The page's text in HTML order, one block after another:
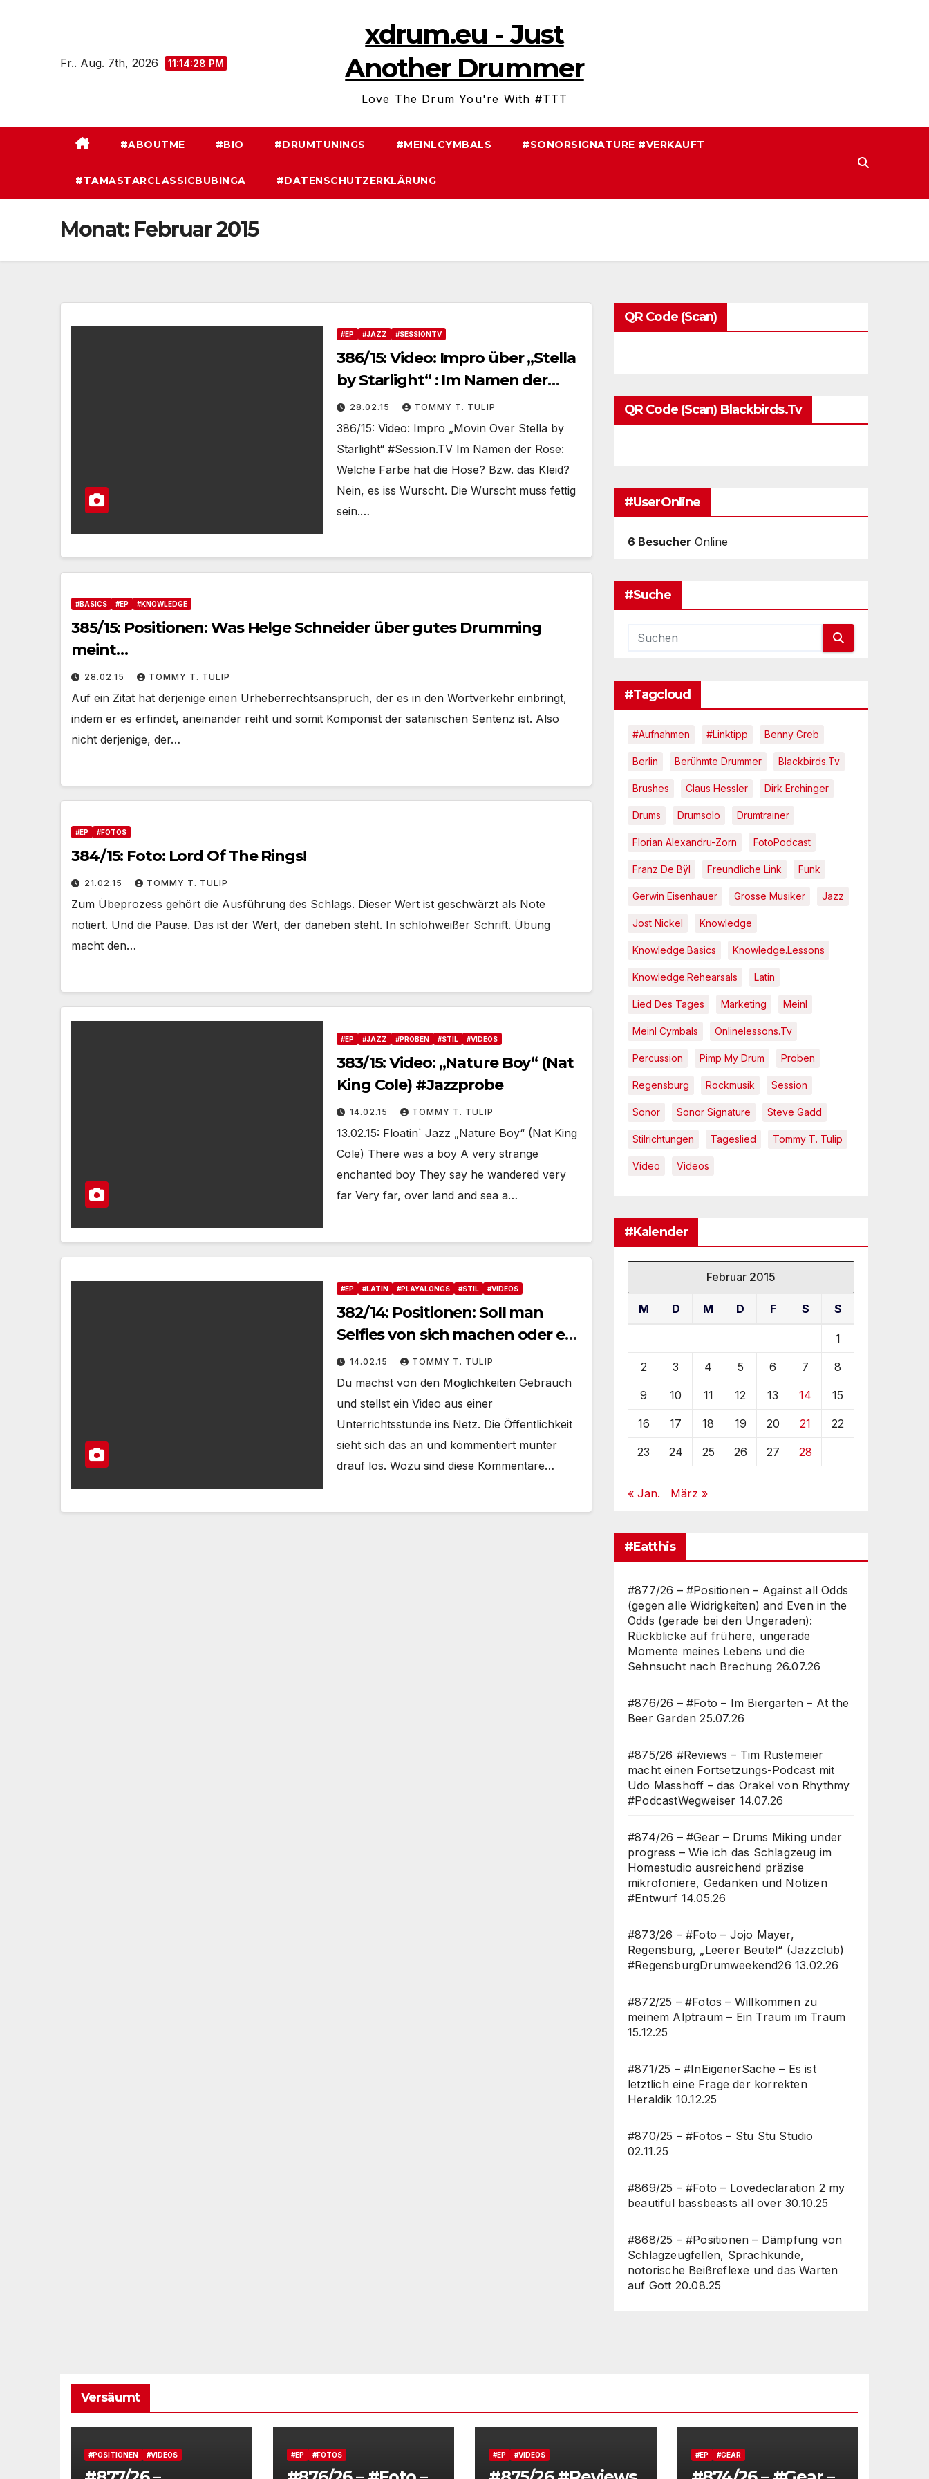
Fr.. Aug. 7th, 2026
11:14:29 PM
xdrum.eu - Just
Another Drummer
Love The Drum You're With #TTT
#ABOUTME #BIO #DRUMTUNINGS #MEINLCYMBALS #SONORSIGNATURE #VERKAUFT
#TAMASTARCLASSICBUBINGA #DATENSCHUTZERKLÄRUNG
Monat: Februar 2015
#EP #JAZZ #SESSIONTV
386/15: Video: Impro über „Stella
by Starlight“ : Im Namen der
Rose, welche Farbe hat die
Hose? #Session.TV
28.02.15 TOMMY T. TULIP
386/15: Video: Impro „Movin Over Stella by
Starlight“ #Session.TV Im Namen der Rose:
Welche Farbe hat die Hose? Bzw. das Kleid?
Nein, es iss Wurscht. Die Wurscht muss fettig
sein.…
#BASICS #EP #KNOWLEDGE
385/15: Positionen: Was Helge Schneider über gutes Drumming
meint…
28.02.15 TOMMY T. TULIP
Auf ein Zitat hat derjenige einen Urheberrechtsanspruch, der es in den Wortverkehr einbringt,
indem er es erfindet, aneinander reiht und somit Komponist der satanischen Sentenz ist. Also
nicht derjenige, der…
#EP #FOTOS
384/15: Foto: Lord Of The Rings!
21.02.15 TOMMY T. TULIP
Zum Übeprozess gehört die Ausführung des Schlags. Dieser Wert ist geschwärzt als Note
notiert. Und die Pause. Das ist der Wert, der daneben steht. In schlohweißer Schrift. Übung
macht den…
#EP #JAZZ #PROBEN #STIL #VIDEOS
383/15: Video: „Nature Boy“ (Nat
King Cole) #Jazzprobe
14.02.15 TOMMY T. TULIP
13.02.15: Floatin` Jazz „Nature Boy“ (Nat King
Cole) There was a boy A very strange
enchanted boy They say he wandered very
far Very far, over land and sea a…
#EP #LATIN #PLAYALONGS #STIL #VIDEOS
382/14: Positionen: Soll man
Selfies von sich machen oder es
bleiben lassen? – Innerer
Frieden, Purple Rain und
Kommentarpupsen
14.02.15 TOMMY T. TULIP
Du machst von den Möglichkeiten Gebrauch
und stellst ein Video aus einer
Unterrichtsstunde ins Netz. Die Öffentlichkeit
sieht sich das an und kommentiert munter
drauf los. Wozu sind diese Kommentare…
QR Code (Scan)
QR Code (Scan) Blackbirds.tv
#UserOnline
6 Besucher Online
#Suche
#Tagcloud
#Aufnahmen #Linktipp Benny Greb
Berlin Berühmte Drummer Blackbirds.tv
Brushes Claus Hessler Dirk Erchinger
Drums Drumsolo Drumtrainer
Florian Alexandru-Zorn FotoPodcast
Franz De Bÿl Freundliche Link Funk
Gerwin Eisenhauer Grosse Musiker Jazz
Jost Nickel Knowledge
Knowledge.Basics Knowledge.Lessons
Knowledge.Rehearsals Latin
Lied Des Tages Marketing Meinl
Meinl Cymbals Onlinelessons.tv
Percussion Pimp My Drum Proben
Regensburg Rockmusik Session
Sonor Sonor Signature Steve Gadd
Stilrichtungen Tageslied Tommy T. Tulip
Video Videos
#Kalender
Februar 2015
M D M D F S S
1
2 3 4 5 6 7 8
9 10 11 12 13 14 15
16 17 18 19 20 21 22
23 24 25 26 27 28
« Jan. März »
#Eatthis
#877/26 – #Positionen – Against all Odds
(gegen alle Widrigkeiten) and Even in the
Odds (gerade bei den Ungeraden):
Rückblicke auf frühere, ungerade
Momente meines Lebens und die
Sehnsucht nach Brechung 26.07.26
#876/26 – #Foto – Im Biergarten – At the
Beer Garden 25.07.26
#875/26 #Reviews – Tim Rustemeier
macht einen Fortsetzungs-Podcast mit
Udo Masshoff – das Orakel von Rhythmy
#PodcastWegweiser 14.07.26
#874/26 – #Gear – Drums Miking under
progress – Wie ich das Schlagzeug im
Homestudio ausreichend präzise
mikrofoniere, Gedanken und Notizen
#Entwurf 14.05.26
#873/26 – #Foto – Jojo Mayer,
Regensburg, „Leerer Beutel“ (Jazzclub)
#RegensburgDrumweekend26 13.02.26
#872/25 – #Fotos – Willkommen zu
meinem Alptraum – Ein Traum im Traum
15.12.25
#871/25 – #InEigenerSache – Es ist
letztlich eine Frage der korrekten
Heraldik 10.12.25
#870/25 – #Fotos – Stu Stu Studio
02.11.25
#869/25 – #Foto – Lovedeclaration 2 my
beautiful bassbeasts all over 30.10.25
#868/25 – #Positionen – Dämpfung von
Schlagzeugfellen, Sprachkunde,
notorische Beißreflexe und das Warten
auf Gott 20.08.25
Versäumt
#POSITIONEN #VIDEOS #EP #FOTOS #EP #VIDEOS #EP #GEAR